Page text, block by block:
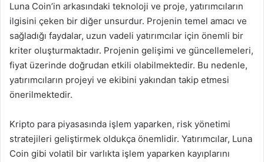
Luna Coin’in arkasındaki teknoloji ve proje, yatırımcıların
ilgisini çeken bir diğer unsurdur. Projenin temel amacı ve
sağladığı faydalar, uzun vadeli yatırımcılar için önemli bir
kriter oluşturmaktadır. Projenin gelişimi ve güncellemeleri,
fiyat üzerinde doğrudan etkili olabilmektedir. Bu nedenle,
yatırımcıların projeyi ve ekibini yakından takip etmesi
önerilmektedir.
Kripto para piyasasında işlem yaparken, risk yönetimi
stratejileri geliştirmek oldukça önemlidir. Yatırımcılar, Luna
Coin gibi volatil bir varlıkta işlem yaparken kayıplarını